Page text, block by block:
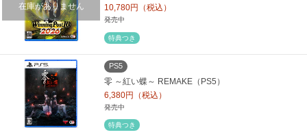
在庫がありません
10,780円（税込）
発売中
特典つき
PS5
零 ～紅い蝶～ REMAKE（PS5）
6,380円（税込）
発売中
特典つき